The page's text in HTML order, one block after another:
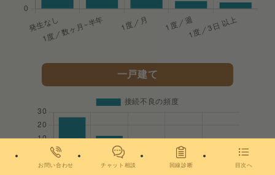
一戸建て
お問い合わせ チャット相談 回線診断 目次へ